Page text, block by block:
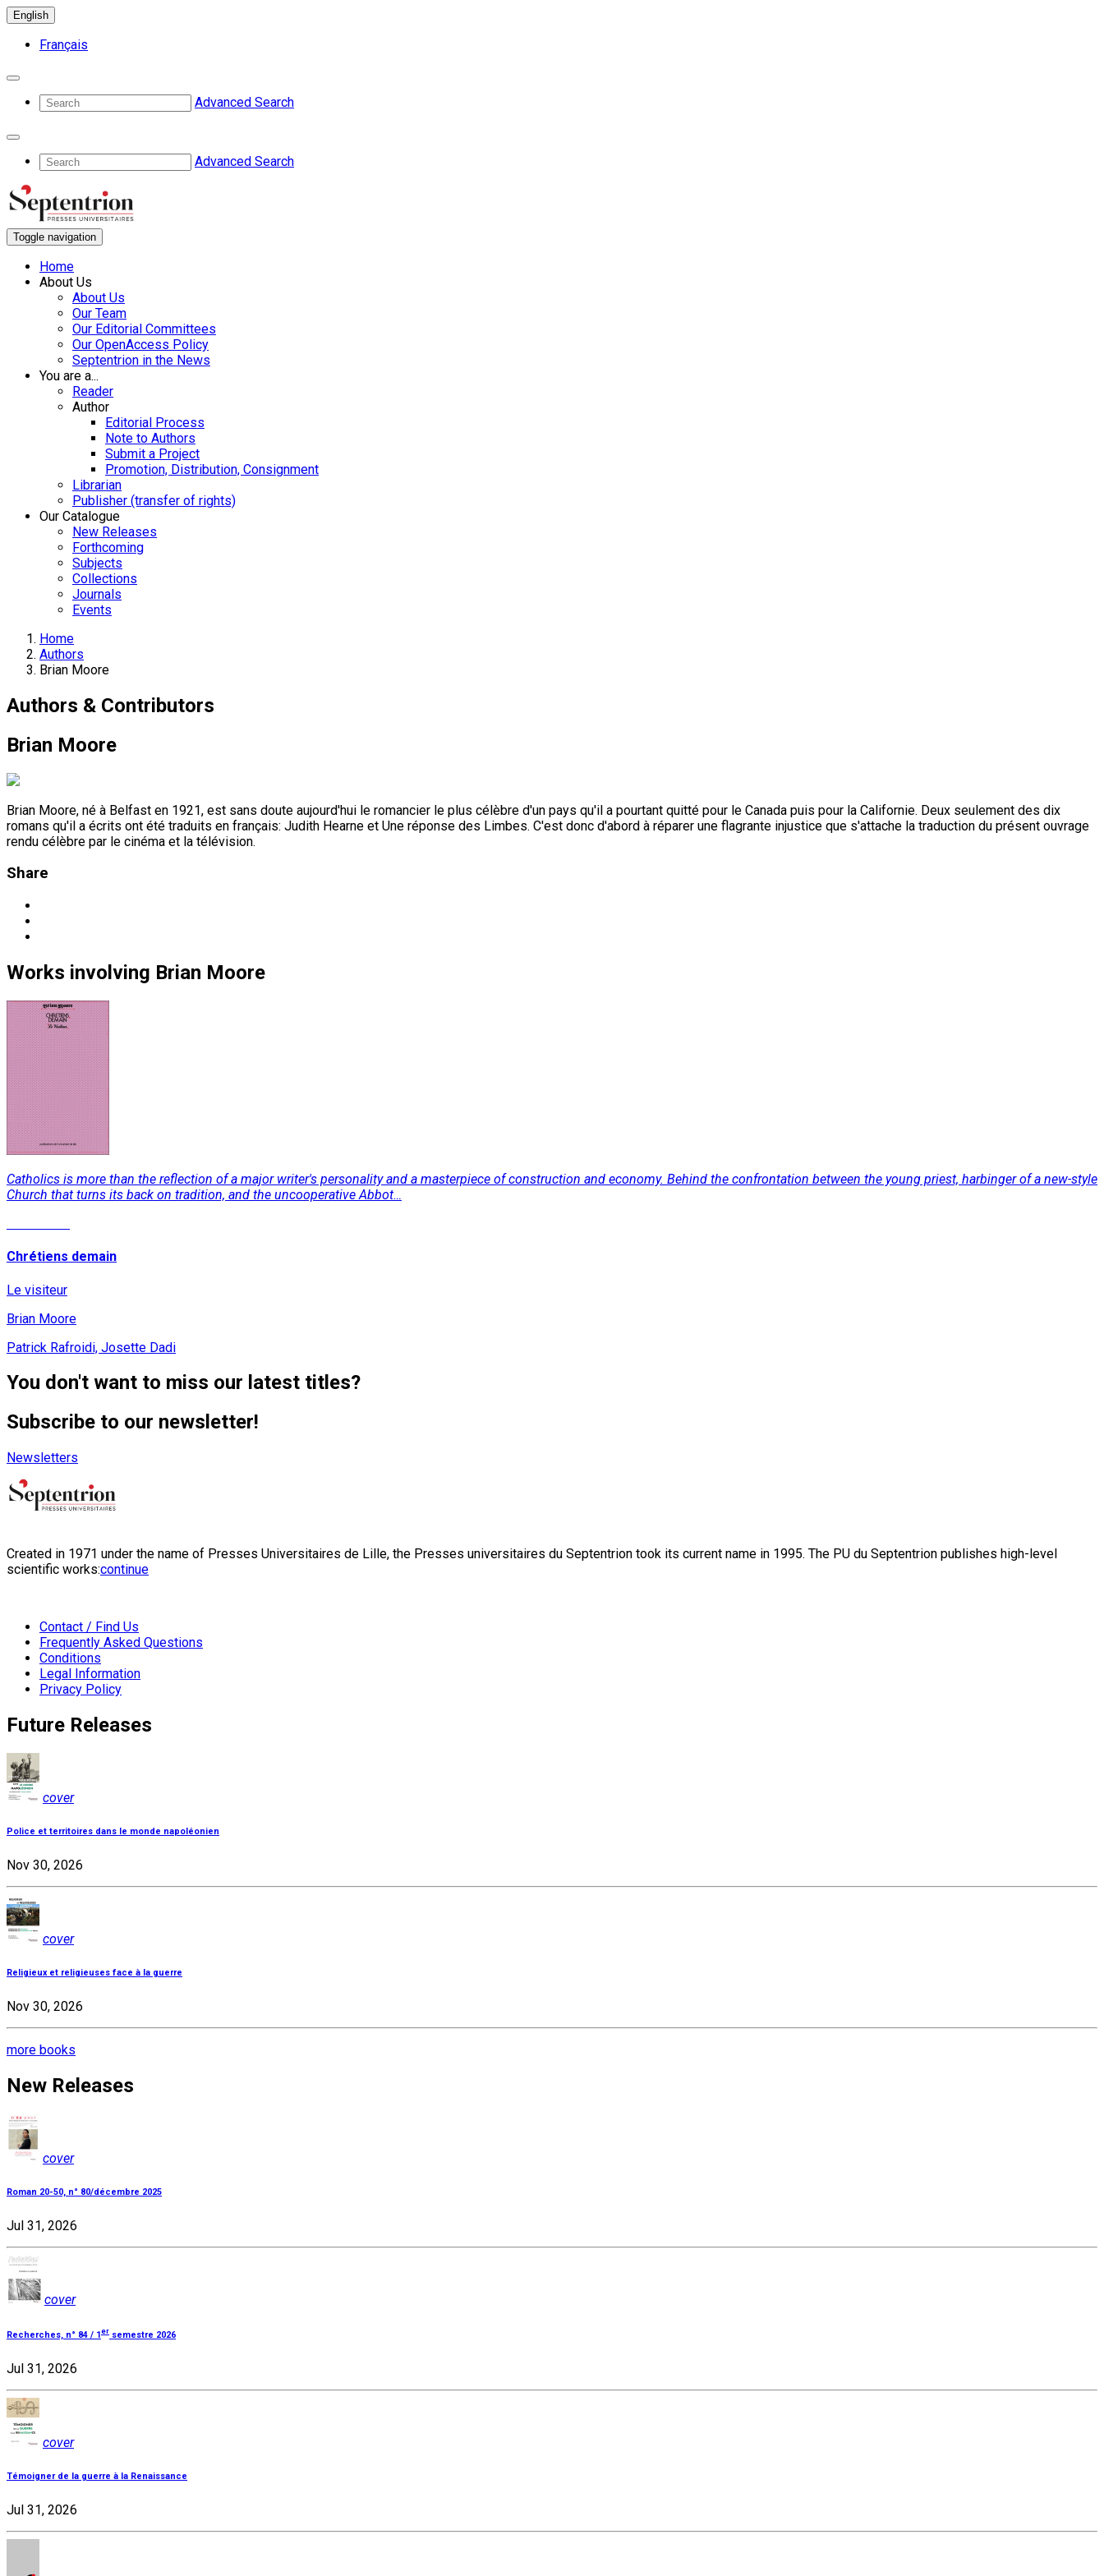
English
Français
Advanced Search
Advanced Search
Toggle navigation
Home
About Us
About Us
Our Team
Our Editorial Committees
Our OpenAccess Policy
Septentrion in the News
You are a...
Reader
Author
Editorial Process
Note to Authors
Submit a Project
Promotion, Distribution, Consignment
Librarian
Publisher (transfer of rights)
Our Catalogue
New Releases
Forthcoming
Subjects
Collections
Journals
Events
Home
Authors
Brian Moore
Authors & Contributors
Brian Moore
Brian Moore, né à Belfast en 1921, est sans doute aujourd'hui le romancier le plus célèbre d'un pays qu'il a pourtant quitté pour le Canada puis pour la Californie. Deux seulement des dix
romans qu'il a écrits ont été traduits en français: Judith Hearne et Une réponse des Limbes. C'est donc d'abord à réparer une flagrante injustice que s'attache la traduction du présent ouvrage
rendu célèbre par le cinéma et la télévision.
Share
Works involving Brian Moore
Catholics is more than the reflection of a major writer's personality and a masterpiece of construction and economy. Behind the confrontation between the young priest, harbinger of a new-style
Church that turns its back on tradition, and the uncooperative Abbot…
Chrétiens demain
Le visiteur
Brian Moore
Patrick Rafroidi, Josette Dadi
You don't want to miss our latest titles?
Subscribe to our newsletter!
Newsletters
Created in 1971 under the name of Presses Universitaires de Lille, the Presses universitaires du Septentrion took its current name in 1995. The PU du Septentrion publishes high-level
scientific works:continue
Contact / Find Us
Frequently Asked Questions
Conditions
Legal Information
Privacy Policy
Future Releases
cover
Police et territoires dans le monde napoléonien
Nov 30, 2026
cover
Religieux et religieuses face à la guerre
Nov 30, 2026
more books
New Releases
cover
Roman 20-50, n° 80/décembre 2025
Jul 31, 2026
cover
Recherches, n° 84 / 1 er semestre 2026
Jul 31, 2026
cover
Témoigner de la guerre à la Renaissance
Jul 31, 2026